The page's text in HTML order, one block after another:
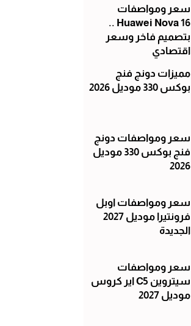
سعر ومواصفات
Huawei Nova 16 ..
بتصميم فاخر وسعر
اقتصادي
مميزات دونج فنج
بوكس 330 موديل 2026
سعر ومواصفات دونج
فنج بوكس 330 موديل
2026
سعر ومواصفات اوبل
فرونتيرا موديل 2027
الجديدة
سعر ومواصفات
سيتروين C5 اير كروس
موديل 2027